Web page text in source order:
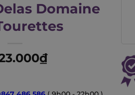
Domaine
₫